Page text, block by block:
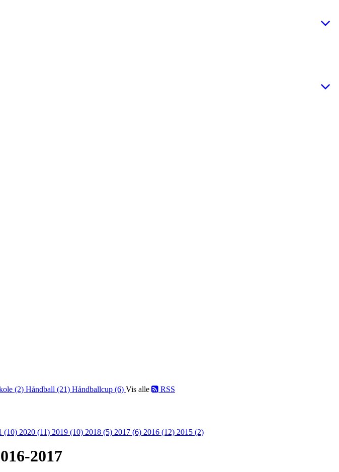
(2) Håndball (21) Håndballcup (6) Vis alle RSS
(10) 2020 (11) 2019 (10) 2018 (5) 2017 (6) 2016 (12) 2015 (2)
2017